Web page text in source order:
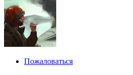
Пожаловаться